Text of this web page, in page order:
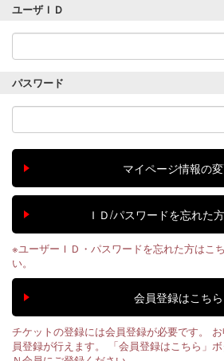
ユーザＩＤ
パスワード
※ユーザーＩＤ・パスワードを忘れた方はこ
い。
チケットの登録には会員登録が必要です。
員登録が行えます。 「会員登録はこちら」